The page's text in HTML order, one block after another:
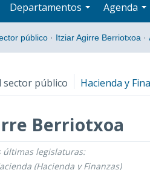
Departamentos Agenda
público · Itziar Agirre Berriotxoa ·
sector público Hacienda y
Berriotxoa
- Fecha fin
últimas legislaturas:
(Hacienda y Finanzas)